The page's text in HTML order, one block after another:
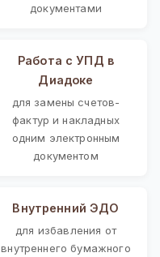
документами
Работа с УПД в
Диадоке
для замены счетов-
фактур и накладных
одним электронным
документом
Внутренний ЭДО
для избавления от
внутреннего бумажного